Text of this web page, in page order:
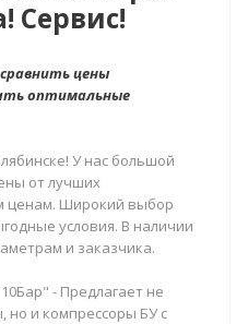
Сервис!
цены
оптимальные
У нас большой
от лучших
ценам. Широкий выбор
условия. В наличии
и заказчика.
- Предлагает не
но и компрессоры БУ с